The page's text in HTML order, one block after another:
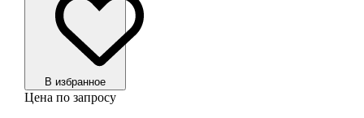
В избранноe
Цена по запросу